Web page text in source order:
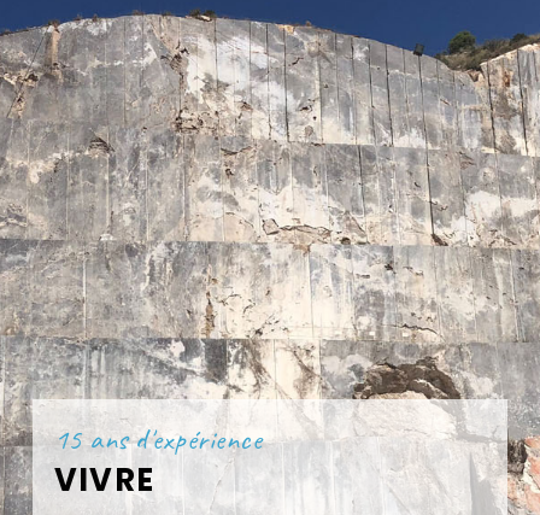
15 ans d'expérience
VIVRE